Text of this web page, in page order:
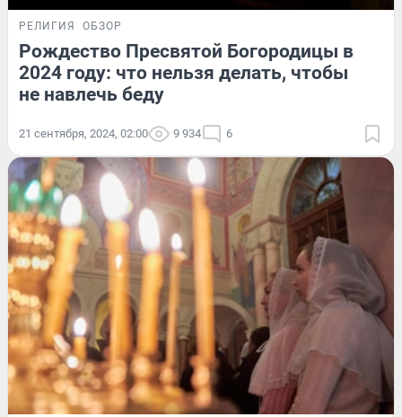
РЕЛИГИЯ ОБЗОР
Рождество Пресвятой Богородицы в
2024 году: что нельзя делать, чтобы
не навлечь беду
21 сентября, 2024, 02:00 9 934 6